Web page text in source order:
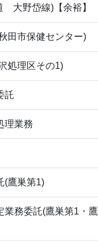
大野岱線)【余裕】
田市保健センター)
処理区その1)
託
理業務
(鷹巣第1)
業務委託(鷹巣第1・鷹